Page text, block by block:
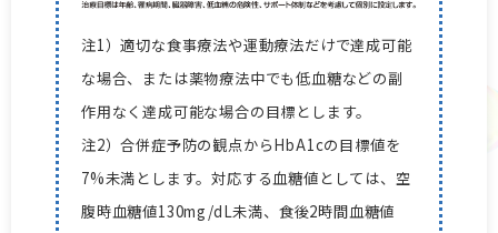
注1）適切な食事療法や運動療法だけで達成可能
な場合、または薬物療法中でも低血糖などの副
作用なく達成可能な場合の目標とします。
注2）合併症予防の観点からHbA1cの目標値を
7%未満とします。対応する血糖値としては、空
腹時血糖値130mg/dL未満、食後2時間血糖値